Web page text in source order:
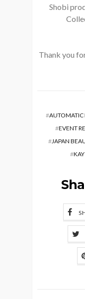
Shobi
Thank you
#AUTOMATIC
#EVENT
#JAPAN
#